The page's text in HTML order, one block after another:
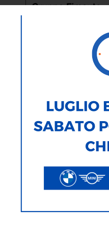
Stop alle
saranno
Il gruppo BMW ha deciso di
alle porte di Oxford, e di
rientra in un più ampio piano di
britannico, che entrerà in
riorganizzazione del network
dello Jiangsu, dalla 'Spotlight
con la Great Wall
assemblata anche la Mini
zero emissioni della